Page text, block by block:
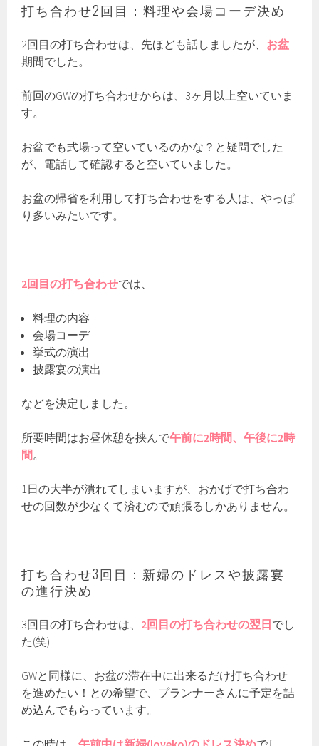
打ち合わせ2回目：料理や会場コーデ決め
2回目の打ち合わせは、先ほども話しましたが、 お盆
期間でした。
前回のGWの打ち合わせからは、3ヶ月以上空いていま
す。
お盆でも式場って空いているのかな？と疑問でした
が、電話して確認すると空いていました。
お盆の帰省を利用して打ち合わせをする人は、やっぱ
り多いみたいです。
2回目の打ち合わせでは、
料理の内容
会場コーデ
挙式の演出
披露宴の演出
などを決定しました。
所要時間はお昼休憩を挟んで午前に2時間、午後に2時
間。
1日の大半が潰れてしまいますが、おかげで打ち合わ
せの回数が少なくて済むので頑張るしかありません。
打ち合わせ3回目：新婦のドレスや披露宴
の進行決め
3回目の打ち合わせは、 2回目の打ち合わせの翌日 でし
た(笑)
GWと同様に、お盆の滞在中に出来るだけ打ち合わせ
を進めたい！との希望で、プランナーさんに予定を詰
め込んでもらっています。